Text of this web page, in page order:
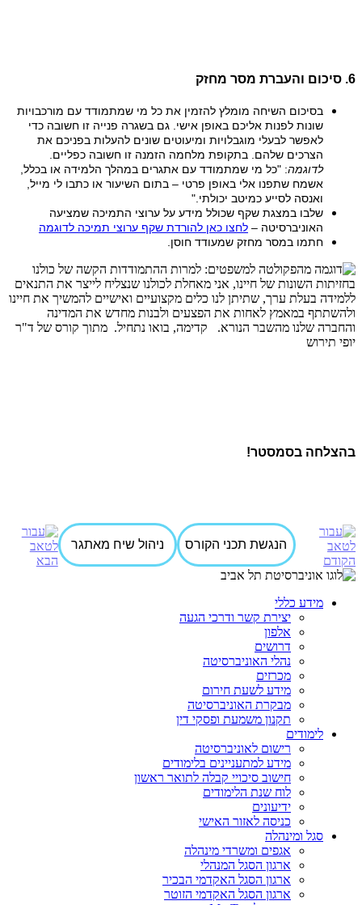
6. סיכום והעברת מסר מחזק
בסיכום השיחה מומלץ להזמין את כל מי שמתמודד עם מורכבויות
שונות לפנות אליכם באופן אישי. גם בשגרה פנייה זו חשובה כדי
לאפשר לבעלי מוגבלויות ומיעוטים שונים להעלות בפניכם את
הצרכים שלהם. בתקופת מלחמה הזמנה זו חשובה כפליים.
לדוגמה: "כל מי שמתמודד עם אתגרים במהלך הלמידה או בכלל,
אשמח שתפנו אלי באופן פרטי – בתום השיעור או כתבו לי מייל,
ואנסה לסייע כמיטב יכולתי."
שלבו במצגת שקף שכולל מידע על ערוצי התמיכה שמציעה
האוניברסיטה – לחצו כאן להורדת שקף ערוצי תמיכה לדוגמה
חתמו במסר מחזק שמעודד חוסן.
בהצלחה בסמסטר!
הנגשת תכני הקורס ניהול שיח מאתגר
מידע כללי
יצירת קשר ודרכי הגעה
אלפון
דרושים
נהלי האוניברסיטה
מכרזים
מידע לשעת חירום
מבקרת האוניברסיטה
תקנון משמעת ופסקי דין
לימודים
רישום לאוניברסיטה
מידע למתעניינים בלימודים
חישוב סיכויי קבלה לתואר ראשון
לוח שנת הלימודים
ידיעונים
כניסה לאזור האישי
סגל ומינהלה
אגפים ומשרדי מינהלה
ארגון הסגל המנהלי
ארגון הסגל האקדמי הבכיר
ארגון הסגל האקדמי הזוטר